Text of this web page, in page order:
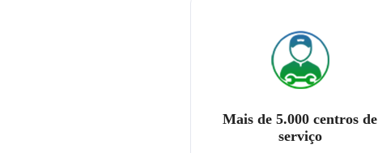
Mais de 5.000 centros de
serviço